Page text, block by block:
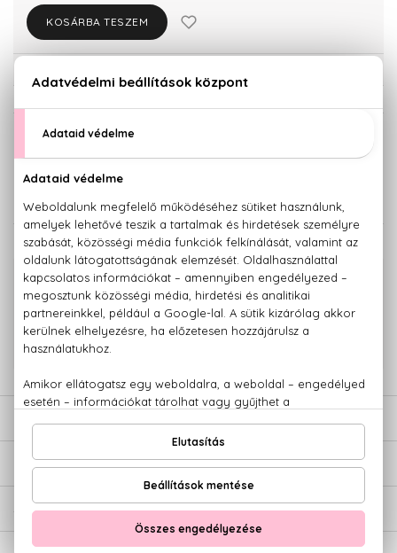
KOSÁRBA TESZEM
KISZERELÉS KIVÁLASZTÁSA
KAPCSOLÓDÓ TERMÉKEK
100% eredeti termékek,14 napos visszaküldési garanciával
Kérdésed van, elakadtál? Hívd ügyfélszolgálatunkat: +36 20
779 1926
ÉRTÉKELÉSEK (0)
SZÁLLÍTÁS